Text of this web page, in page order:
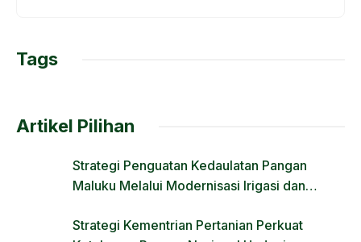
o
k
Tags
Artikel Pilihan
Strategi Penguatan Kedaulatan Pangan
Maluku Melalui Modernisasi Irigasi dan
Strategi Kementrian Pertanian Perkuat